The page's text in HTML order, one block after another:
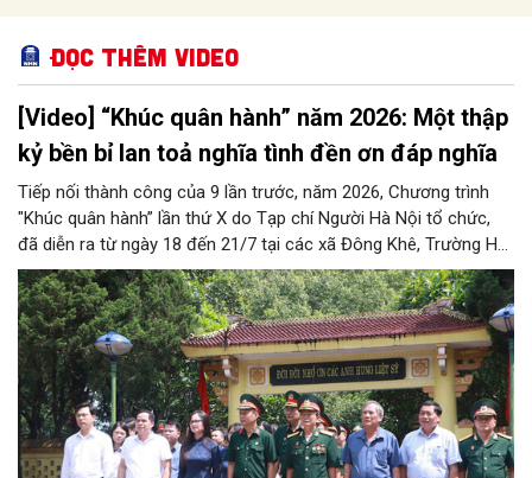
Đọc thêm Video
[Video] “Khúc quân hành” năm 2026: Một thập
kỷ bền bỉ lan toả nghĩa tình đền ơn đáp nghĩa
Tiếp nối thành công của 9 lần trước, năm 2026, Chương trình
"Khúc quân hành” lần thứ X do Tạp chí Người Hà Nội tổ chức,
đã diễn ra từ ngày 18 đến 21/7 tại các xã Đông Khê, Trường Hà
- tỉnh Cao Bằng và Thủ đô Hà Nội. Chương trình là hoạt động
thiết thực kỷ niệm 79 năm Ngày Thương binh - Liệt sĩ
(27/7/1947 - 27/7/2026); hướng tới 80 năm Ngày Toàn quốc
kháng chiến (19/12/1946 - 19/12/2026). Chương trình Khúc
quân hành năm 2026 đánh dấu một thập kỷ vun đắp và lan tỏa
truyền thống “Uống nước nhớ nguồn”, “Đền ơn đáp nghĩa” tốt
đẹp của dân tộc.